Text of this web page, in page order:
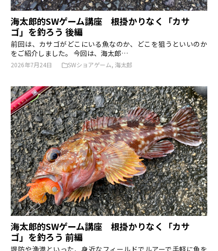
海太郎的SWゲーム講座 根掛かりなく「カサ
ゴ」を釣ろう 後編
前回は、カサゴがどこにいる魚なのか、どこを狙うといいのか
をご紹介しました。 今回は、海太郎…
2026年7月24日 SWショアゲーム,海太郎
海太郎的SWゲーム講座 根掛かりなく「カサ
ゴ」を釣ろう 前編